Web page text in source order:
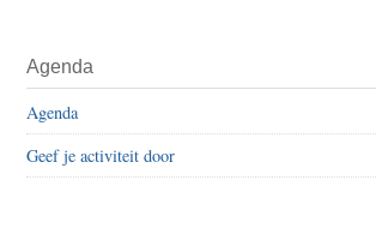
Agenda
Agenda
Geef je activiteit door